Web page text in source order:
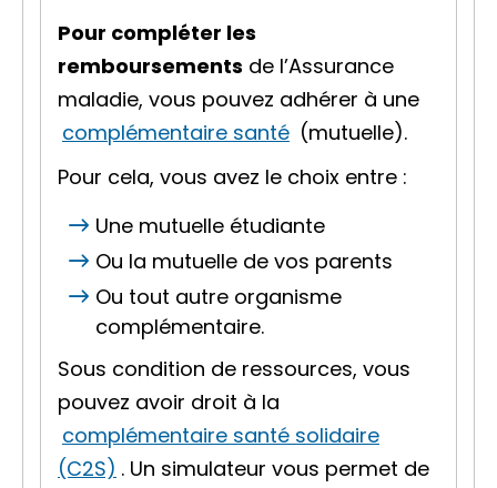
Pour compléter les
remboursements de l’Assurance
maladie, vous pouvez adhérer à une
complémentaire santé (mutuelle).
Pour cela, vous avez le choix entre :
Une mutuelle étudiante
Ou la mutuelle de vos parents
Ou tout autre organisme
complémentaire.
Sous condition de ressources, vous
pouvez avoir droit à la
complémentaire santé solidaire
(C2S) . Un simulateur vous permet de